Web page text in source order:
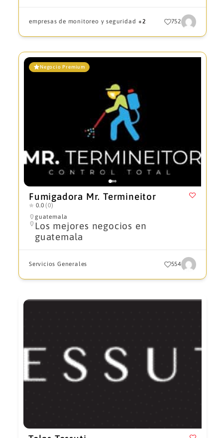
empresas de monitoreo y seguridad +2 752
Negocio Premium
Fumigadora Mr. Termineitor
0.0 (0)
guatemala
Los mejores negocios en
guatemala
Servicios Generales 554